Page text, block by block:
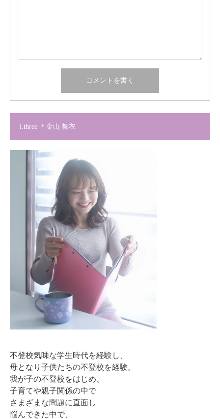
i.three ＊金山 舞衣
不登校気味な学生時代を経験し、
母となり子供たちの不登校を経験。
我が子の不登校をはじめ、
子育てや親子関係の中で
さまざまな問題に直面し
悩んできた中で、